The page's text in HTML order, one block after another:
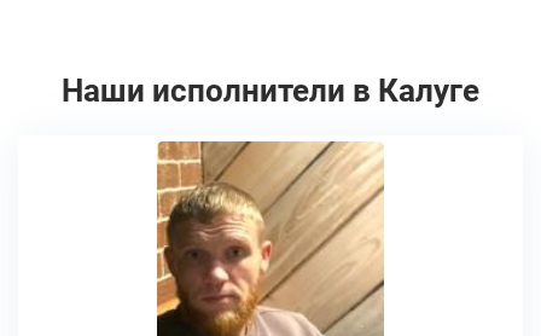
Наши исполнители в Калуге